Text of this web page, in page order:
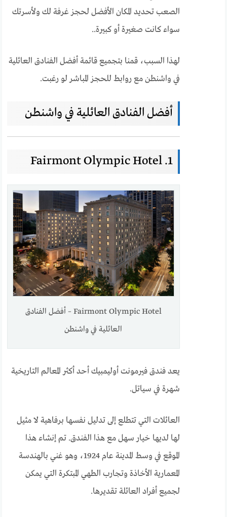
الصعب تحديد المكان الأفضل لحجز غرفة لك ولأسرتك
سواء كانت صغيرة أو كبيرة..
لهذا السبب، قمنا بتجميع قائمة أفضل الفنادق العائلية
في واشنطن مع روابط للحجز المباشر لو رغبت.
أفضل الفنادق العائلية في واشنطن
1. Fairmont Olympic Hotel
Fairmont Olympic Hotel – أفضل الفنادق
العائلية في واشنطن
يعد فندق فيرمونت أوليمبيك أحد أكثر المعالم التاريخية
شهرة في سياتل.
العائلات التي تتطلع إلى تدليل نفسها برفاهية لا مثيل
لها لديها خيار سهل مع هذا الفندق. تم إنشاء هذا
الموقع في وسط المدينة عام 1924، وهو غني بالهندسة
المعمارية الأخاذة وتجارب الطهي المبتكرة التي يمكن
لجميع أفراد العائلة تقديرها.